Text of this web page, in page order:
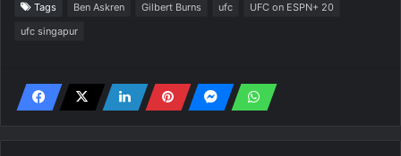
Tags Ben Askren Gilbert Burns ufc
UFC on ESPN+ 20
ufc singapur